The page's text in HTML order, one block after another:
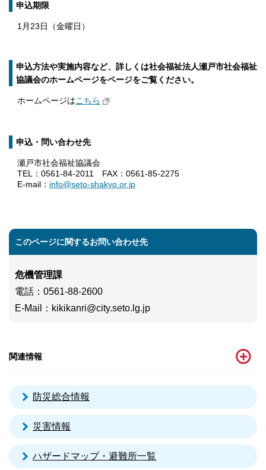
申込期限
1月23日（金曜日）
申込方法や実施内容など、詳しくは社会福祉法人瀬戸市社会福祉
協議会のホームページをページをご覧ください。
ホームページはこちら
申込・問い合わせ先
瀬戸市社会福祉協議会
TEL：0561-84-2011 FAX：0561-85-2275
E-mail： info@seto-shakyo.or.jp
このページに関するお問い合わせ先
危機管理課
電話 ：0561-88-2600
E-Mail
： kikikanri@city.seto.lg.jp
関連情報
防災総合情報
災害情報
ハザードマップ・避難所一覧